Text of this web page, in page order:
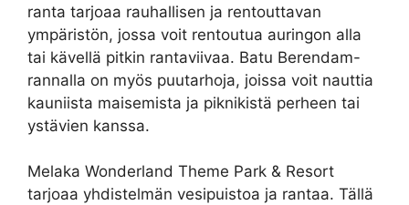
ranta tarjoaa rauhallisen ja rentouttavan
ympäristön, jossa voit rentoutua auringon alla
tai kävellä pitkin rantaviivaa. Batu Berendam-
rannalla on myös puutarhoja, joissa voit nauttia
kauniista maisemista ja piknikistä perheen tai
ystävien kanssa.
Melaka Wonderland Theme Park & Resort
tarjoaa yhdistelmän vesipuistoa ja rantaa. Tällä